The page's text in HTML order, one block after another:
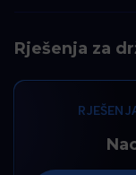
Rješenja za